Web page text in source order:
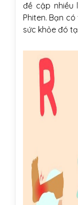
đề cập nhiều
Phiten. Bạn
sức khỏe đó